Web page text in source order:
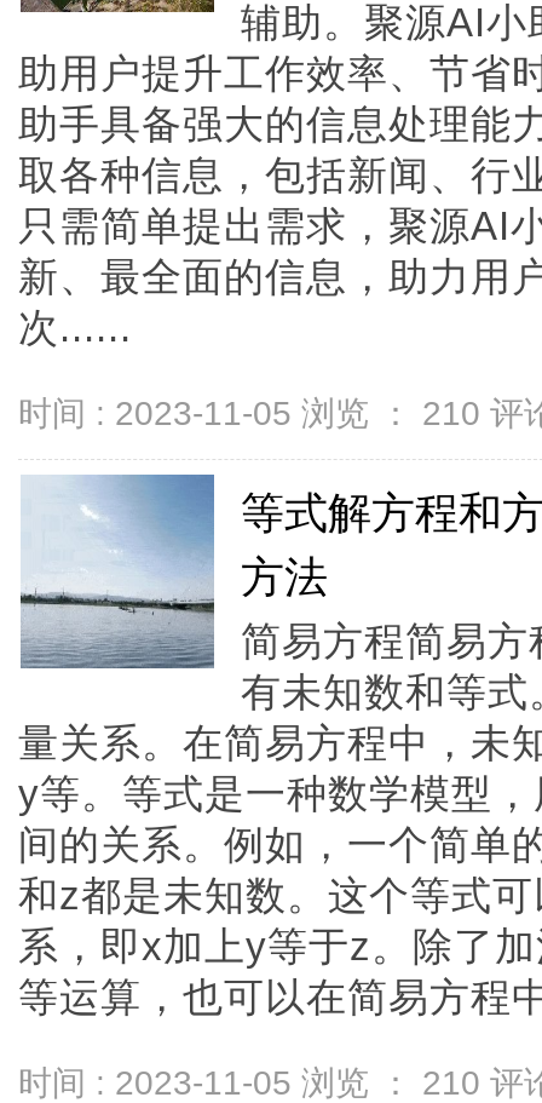
辅助。聚源AI小
助用户提升工作效率、节省
助手具备强大的信息处理能
取各种信息，包括新闻、行
只需简单提出需求，聚源AI
新、最全面的信息，助力用
次......
时间 : 2023-11-05 浏览 ： 210 评
等式解方程和
方法
简易方程简易
有未知数和等
量关系。在简易方程中，未
y等。等式是一种数学模型
间的关系。例如，一个简单
和z都是未知数。这个等式
系，即x加上y等于z。除了
等运算，也可以在简易方程
时间 : 2023-11-05 浏览 ： 210 评